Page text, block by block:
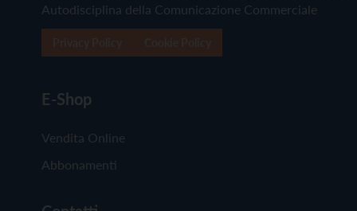
Autodisciplina della Comunicazione Commerciale
E-Shop
Vendita Online
Abbonamenti